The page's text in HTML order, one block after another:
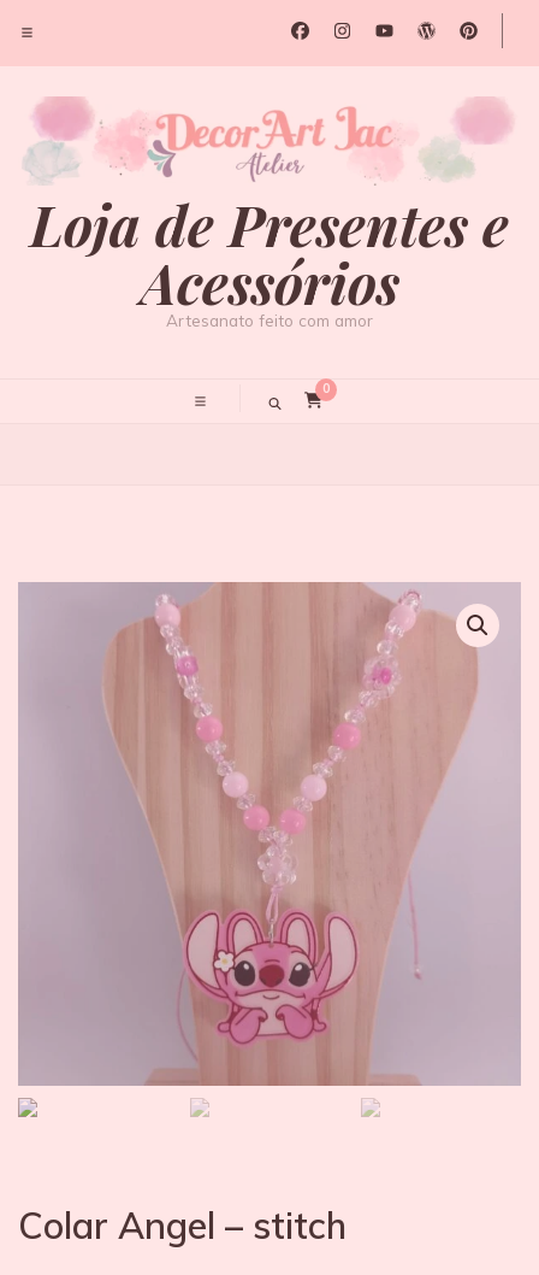
Loja de Presentes e
Acessórios
Artesanato feito com amor
0
Colar Angel – stitch